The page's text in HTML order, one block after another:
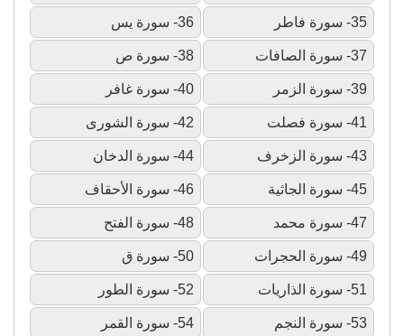
35- سورة فاطر 36- سورة يس
37- سورة الصافات 38- سورة ص
39- سورة الزمر 40- سورة غافر
41- سورة فصلت 42- سورة الشورى
43- سورة الزخرف 44- سورة الدخان
45- سورة الجاثية 46- سورة الأحقاف
47- سورة محمد 48- سورة الفتح
49- سورة الحجرات 50- سورة ق
51- سورة الذاريات 52- سورة الطور
53- سورة النجم 54- سورة القمر